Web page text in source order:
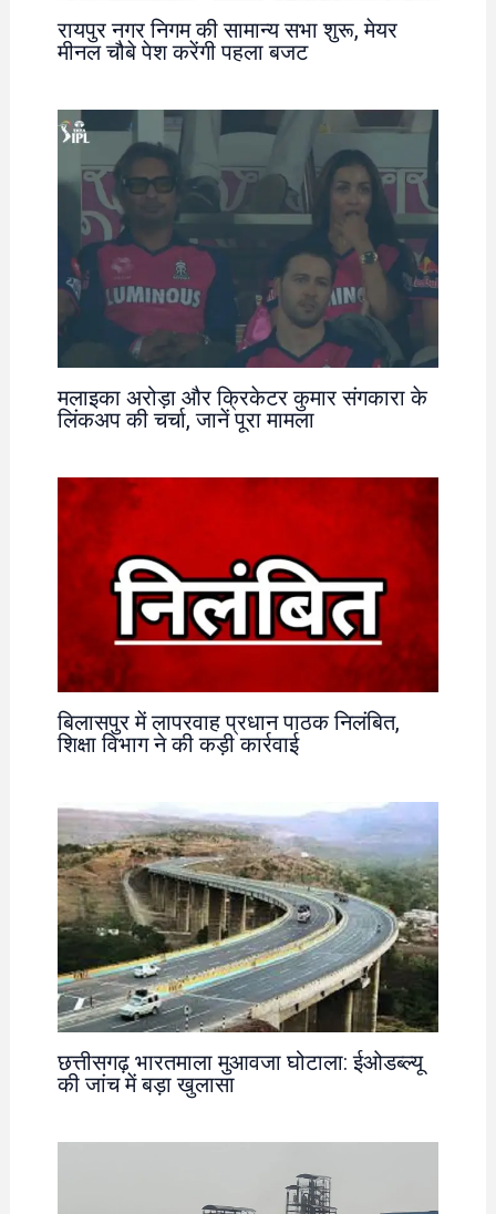
रायपुर नगर निगम की सामान्य सभा शुरू, मेयर
मीनल चौबे पेश करेंगी पहला बजट
मलाइका अरोड़ा और क्रिकेटर कुमार संगकारा के
लिंकअप की चर्चा, जानें पूरा मामला
बिलासपुर में लापरवाह प्रधान पाठक निलंबित,
शिक्षा विभाग ने की कड़ी कार्रवाई
छत्तीसगढ़ भारतमाला मुआवजा घोटाला: ईओडब्ल्यू
की जांच में बड़ा खुलासा